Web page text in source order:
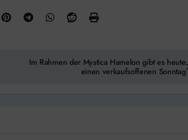
Im Rahmen der Mystica Hamelon gibt es heute
einen verkaufsoffenen Sonntag